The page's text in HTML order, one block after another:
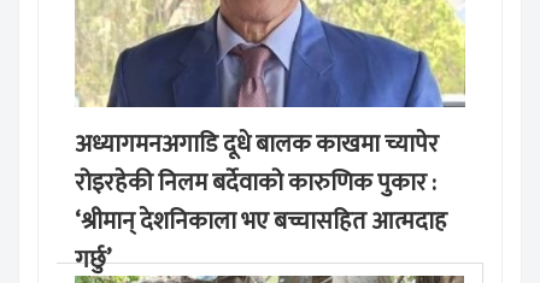
अध्यागमनअगाडि दूधे बालक काखमा च्यापेर
रोइरहेकी निलम बर्देवाको कारुणिक पुकार :
‘श्रीमान् देशनिकाला भए बच्चासहित आत्मदाह
गर्छु’